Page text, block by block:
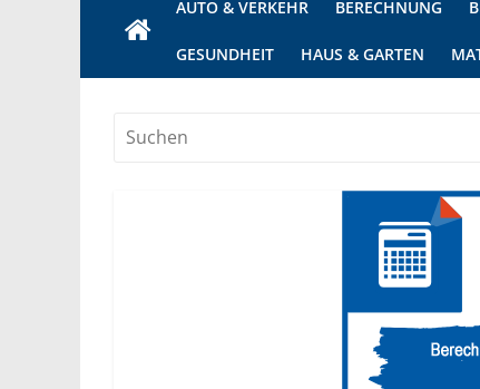
AUTO & VERKEHR BERECHNUNG
GESUNDHEIT HAUS & GARTEN